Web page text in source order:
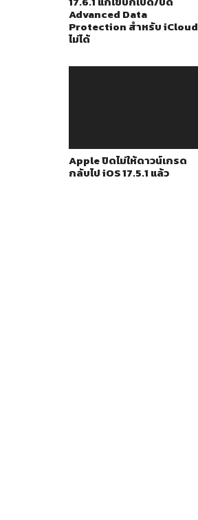
Advanced Data
Protection สำหรับ iCloud
ไม่ได้
Apple ปิดไม่ให้ดาวน์เกรด
กลับไป iOS 17.5.1 แล้ว